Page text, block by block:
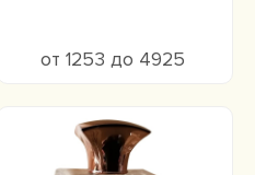
от 1253 до 4925